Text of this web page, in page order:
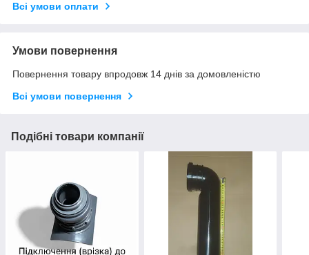
Всі умови оплати
Умови повернення
Повернення товару впродовж 14 днів за домовленістю
Всі умови повернення
Подібні товари компанії